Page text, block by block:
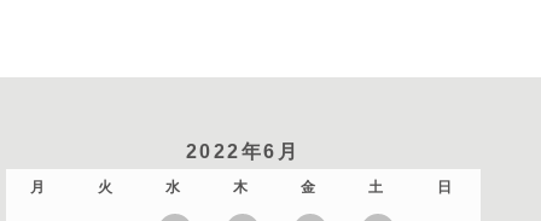
2022年6月
月 火 水 木 金 土 日